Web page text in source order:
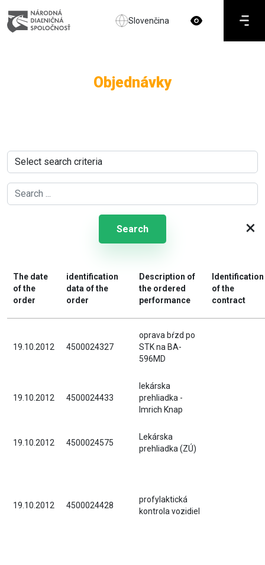
Slovenčina
Objednávky
Search ×
The date
of the
order
identification
data of the
order
Description of
the ordered
performance
Identification
of the
contract
19.10.2012 4500024327
oprava bŕzd po
STK na BA-
596MD
19.10.2012 4500024433
lekárska
prehliadka -
Imrich Knap
19.10.2012 4500024575
Lekárska
prehliadka (ZÚ)
19.10.2012 4500024428
profylaktická
kontrola vozidiel